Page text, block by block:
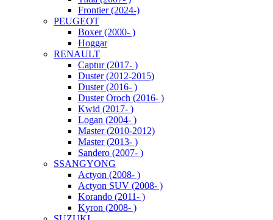
Frontier (2024-)
PEUGEOT
Boxer (2000- )
Hoggar
RENAULT
Captur (2017- )
Duster (2012-2015)
Duster (2016- )
Duster Oroch (2016- )
Kwid (2017- )
Logan (2004- )
Master (2010-2012)
Master (2013- )
Sandero (2007- )
SSANGYONG
Actyon (2008- )
Actyon SUV (2008- )
Korando (2011- )
Kyron (2008- )